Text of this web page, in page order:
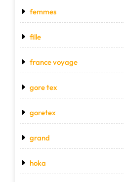
femmes
fille
france voyage
gore tex
goretex
grand
hoka